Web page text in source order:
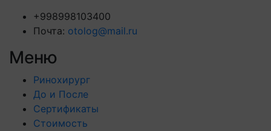
+998998103400
Почта: otolog@mail.ru
Меню
Ринохирург
До и После
Сертификаты
Стоимость